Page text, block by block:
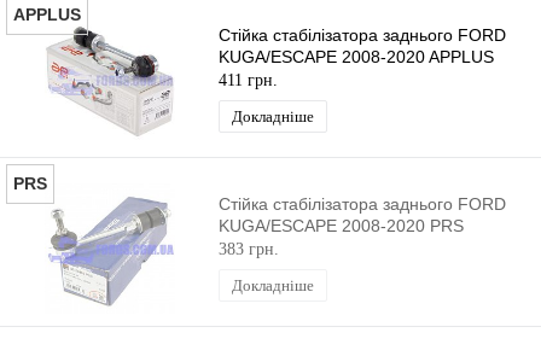
APPLUS
Стійка стабілізатора заднього FORD
KUGA/ESCAPE 2008-2020 APPLUS
411 грн.
Докладніше
PRS
Стійка стабілізатора заднього FORD
KUGA/ESCAPE 2008-2020 PRS
383 грн.
Докладніше